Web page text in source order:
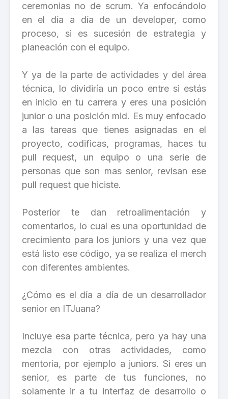
ceremonias no de scrum. Ya enfocándolo
en el día a día de un developer, como
proceso, si es sucesión de estrategia y
planeación con el equipo.
Y ya de la parte de actividades y del área
técnica, lo dividiría un poco entre si estás
en inicio en tu carrera y eres una posición
junior o una posición mid. Es muy enfocado
a las tareas que tienes asignadas en el
proyecto, codificas, programas, haces tu
pull request, un equipo o una serie de
personas que son mas senior, revisan ese
pull request que hiciste.
Posterior te dan retroalimentación y
comentarios, lo cual es una oportunidad de
crecimiento para los juniors y una vez que
está listo ese código, ya se realiza el merch
con diferentes ambientes.
¿Cómo es el día a día de un desarrollador
senior en ITJuana?
Incluye esa parte técnica, pero ya hay una
mezcla con otras actividades, como
mentoría, por ejemplo a juniors. Si eres un
senior, es parte de tus funciones, no
solamente ir a tu interfaz de desarrollo o